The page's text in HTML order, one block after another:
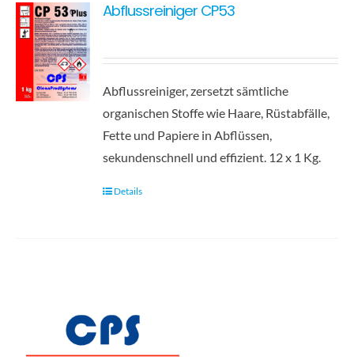
Abflussreiniger CP53
Abflussreiniger, zersetzt sämtliche
organischen Stoffe wie Haare, Rüstabfälle,
Fette und Papiere in Abflüssen,
sekundenschnell und effizient. 12 x 1 Kg.
Details